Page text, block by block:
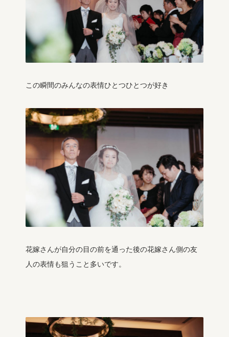
この瞬間のみんなの表情ひとつひとつが好き
花嫁さんが自分の目の前を通った後の花嫁さん側の友
人の表情も狙うこと多いです。